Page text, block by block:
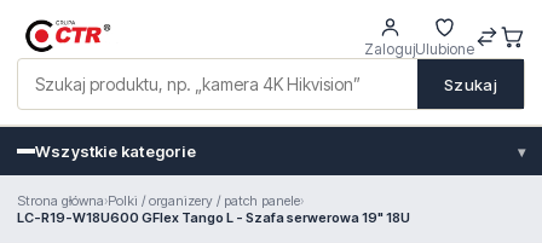
Szukaj
ZalogujUlubione
Wszystkie kategorie ▾
Strona główna›Polki / organizery / patch panele›
LC-R19-W18U600 GFlex Tango L - Szafa serwerowa 19" 18U